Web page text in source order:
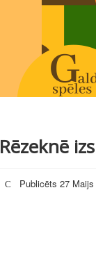
Rēzeknē
Publicēts 27 Maijs